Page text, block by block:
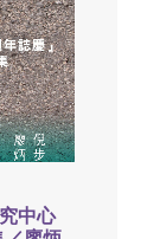
中心